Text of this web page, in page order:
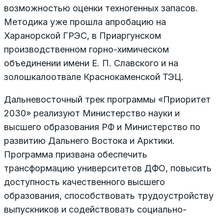
возможностью оценки техногенных запасов.
Методика уже прошла апробацию на
Харанорской ГРЭС, в Приаргунском
производственном горно-химическом
объединении имени Е. П. Славского и на
золошкалоотвале Краснокаменской ТЭЦ.
Дальневосточный трек программы «Приоритет
2030» реализуют Министерство науки и
высшего образования РФ и Министерство по
развитию Дальнего Востока и Арктики.
Программа призвана обеспечить
трансформацию университетов ДФО, повысить
доступность качественного высшего
образования, способствовать трудоустройству
выпускников и содействовать социально-